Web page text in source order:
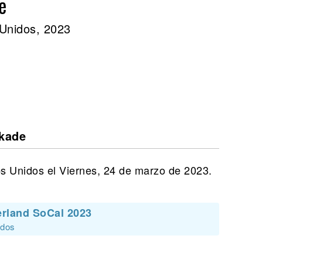
2023
Unidos el Viernes, 24 de marzo de 2023.
SoCal 2023